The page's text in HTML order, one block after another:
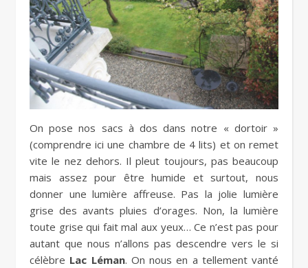
On pose nos sacs à dos dans notre « dortoir »
(comprendre ici une chambre de 4 lits) et on remet
vite le nez dehors. Il pleut toujours, pas beaucoup
mais assez pour être humide et surtout, nous
donner une lumière affreuse. Pas la jolie lumière
grise des avants pluies d’orages. Non, la lumière
toute grise qui fait mal aux yeux… Ce n’est pas pour
autant que nous n’allons pas descendre vers le si
célèbre Lac Léman. On nous en a tellement vanté